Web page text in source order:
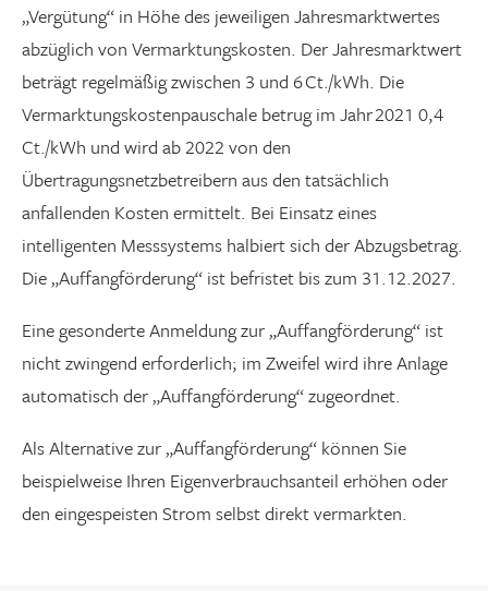
„Vergütung“ in Höhe des jeweiligen Jahresmarktwertes
abzüglich von Vermarktungskosten. Der Jahresmarktwert
beträgt regelmäßig zwischen 3 und 6 Ct./kWh. Die
Vermarktungskostenpauschale betrug im Jahr 2021 0,4
Ct./kWh und wird ab 2022 von den
Übertragungsnetzbetreibern aus den tatsächlich
anfallenden Kosten ermittelt. Bei Einsatz eines
intelligenten Messsystems halbiert sich der Abzugsbetrag.
Die „Auffangförderung“ ist befristet bis zum 31.12.2027.
Eine gesonderte Anmeldung zur „Auffangförderung“ ist
nicht zwingend erforderlich; im Zweifel wird ihre Anlage
automatisch der „Auffangförderung“ zugeordnet.
Als Alternative zur „Auffangförderung“ können Sie
beispielweise Ihren Eigenverbrauchsanteil erhöhen oder
den eingespeisten Strom selbst direkt vermarkten.
Animationen ausschalten
Hoher Kontrast